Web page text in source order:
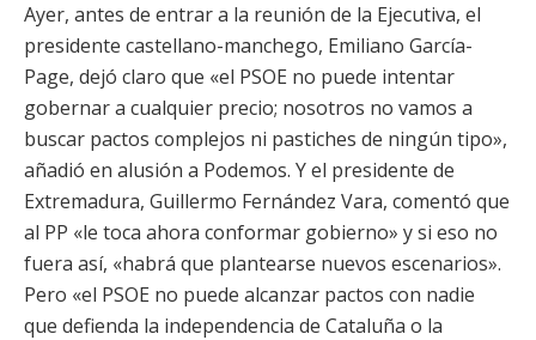
Ayer, antes de entrar a la reunión de la Ejecutiva, el
presidente castellano-manchego, Emiliano García-
Page, dejó claro que «el PSOE no puede intentar
gobernar a cualquier precio; nosotros no vamos a
buscar pactos complejos ni pastiches de ningún tipo»,
añadió en alusión a Podemos. Y el presidente de
Extremadura, Guillermo Fernández Vara, comentó que
al PP «le toca ahora conformar gobierno» y si eso no
fuera así, «habrá que plantearse nuevos escenarios».
Pero «el PSOE no puede alcanzar pactos con nadie
que defienda la independencia de Cataluña o la